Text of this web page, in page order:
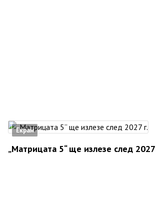
Екран
„Матрицата 5“ ще излезе след 2027